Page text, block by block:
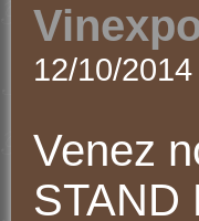
12/10/2014
Venez
STAND